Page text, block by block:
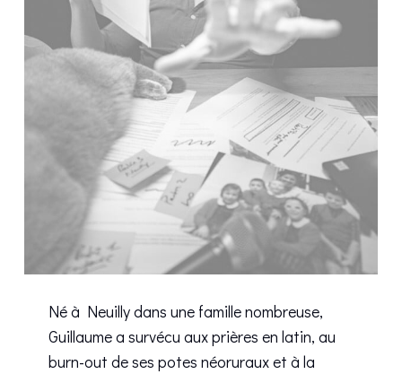
Né à Neuilly dans une famille nombreuse,
Guillaume a survécu aux prières en latin, au
burn-out de ses potes néoruraux et à la